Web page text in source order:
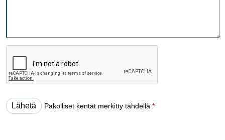
Pakolliset kentät merkitty tähdellä *